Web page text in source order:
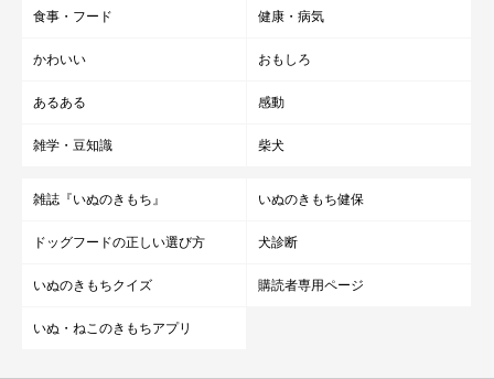
食事・フード 健康・病気
かわいい おもしろ
あるある 感動
雑学・豆知識 柴犬
雑誌『いぬのきもち』 いぬのきもち健保
ドッグフードの正しい選び方 犬診断
いぬのきもちクイズ 購読者専用ページ
いぬ・ねこのきもちアプリ